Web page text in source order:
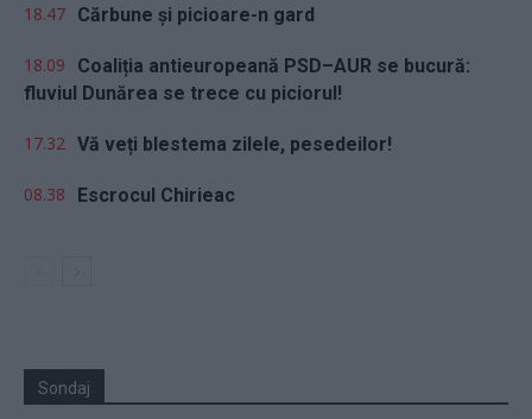
18.47 Cărbune și picioare-n gard
18.09
Coaliția antieuropeană PSD–AUR se bucură:
fluviul Dunărea se trece cu piciorul!
17.32 Vă veți blestema zilele, pesedeilor!
08.38 Escrocul Chirieac
Sondaj